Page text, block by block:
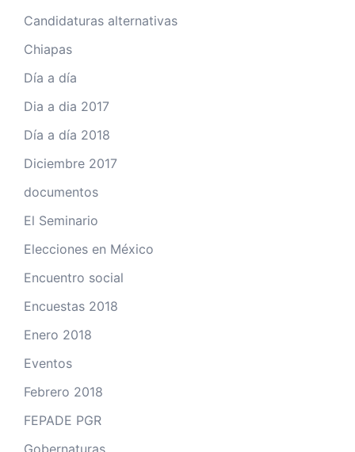
Candidaturas alternativas
Chiapas
Día a día
Dia a dia 2017
Día a día 2018
Diciembre 2017
documentos
El Seminario
Elecciones en México
Encuentro social
Encuestas 2018
Enero 2018
Eventos
Febrero 2018
FEPADE PGR
Gobernaturas